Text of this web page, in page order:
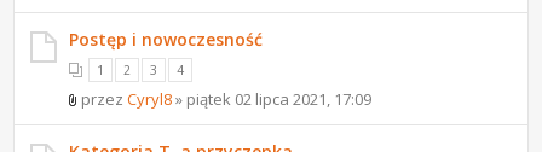
Postęp i nowoczesność
1 2 3 4
przezCyryl8» piątek 02 lipca 2021, 17:09